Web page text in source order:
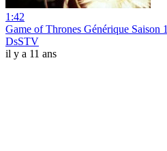
1:42
Game of Thrones Générique Saison 1
DsSTV
il y a 11 ans